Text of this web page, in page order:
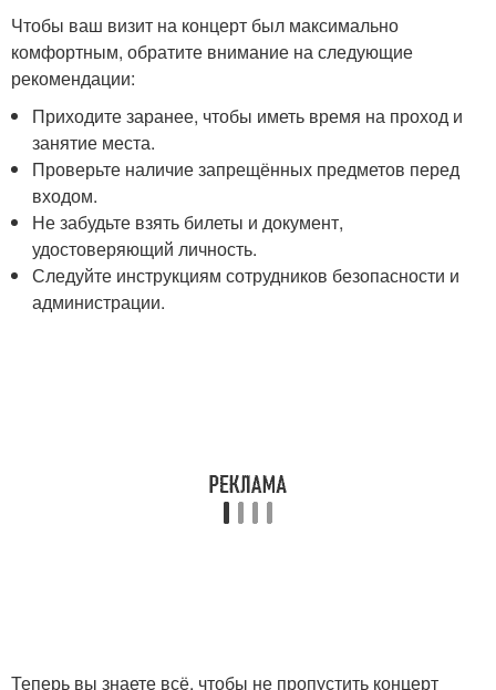
Чтобы ваш визит на концерт был максимально
комфортным, обратите внимание на следующие
рекомендации:
Приходите заранее, чтобы иметь время на проход и
занятие места.
Проверьте наличие запрещённых предметов перед
входом.
Не забудьте взять билеты и документ,
удостоверяющий личность.
Следуйте инструкциям сотрудников безопасности и
администрации.
Теперь вы знаете всё, чтобы не пропустить концерт